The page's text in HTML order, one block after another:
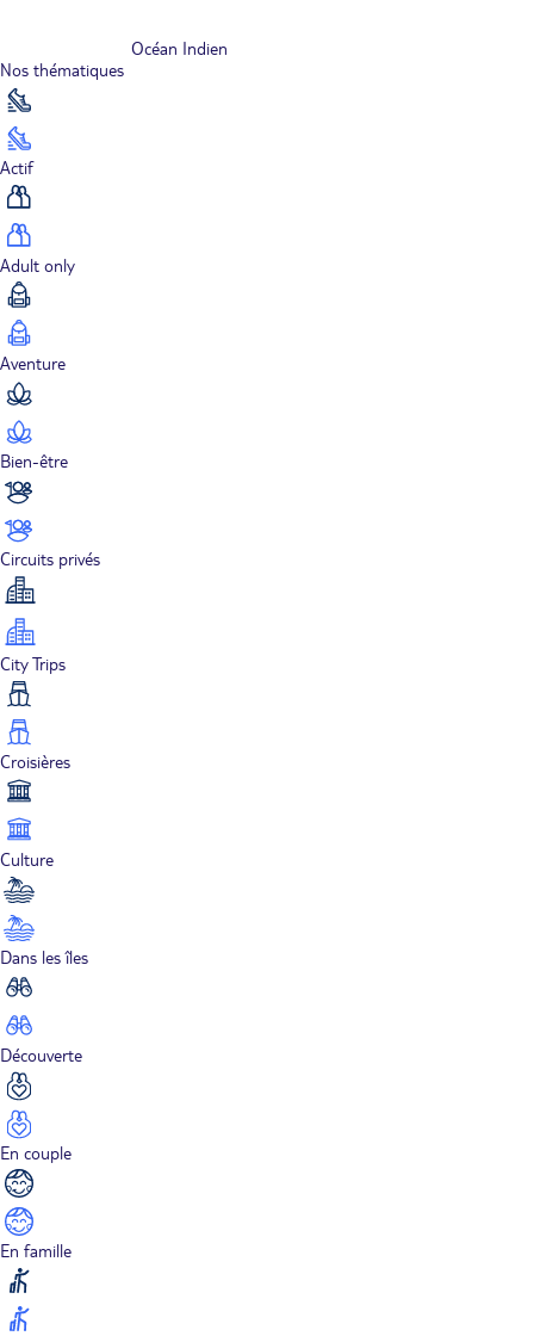
Océan Indien
Nos thématiques
Actif
Adult only
Aventure
Bien-être
Circuits privés
City Trips
Croisières
Culture
Dans les îles
Découverte
En couple
En famille